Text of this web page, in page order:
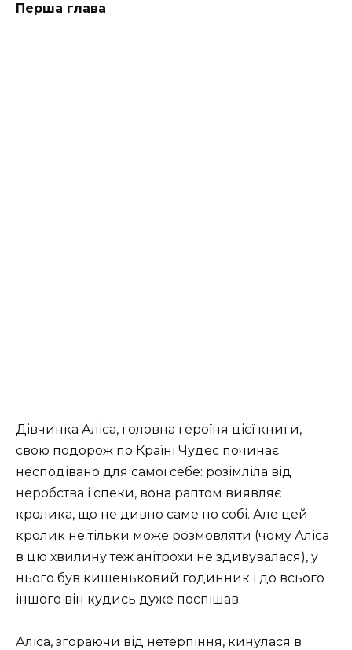
Перша глава
Дівчинка Аліса, головна героїня цієї книги,
свою подорож по Країні Чудес починає
несподівано для самої себе: розімліла від
неробства і спеки, вона раптом виявляє
кролика, що не дивно саме по собі. Але цей
кролик не тільки може розмовляти (чому Аліса
в цю хвилину теж анітрохи не здивувалася), у
нього був кишеньковий годинник і до всього
іншого він кудись дуже поспішав.
Аліса, згораючи від нетерпіння, кинулася в